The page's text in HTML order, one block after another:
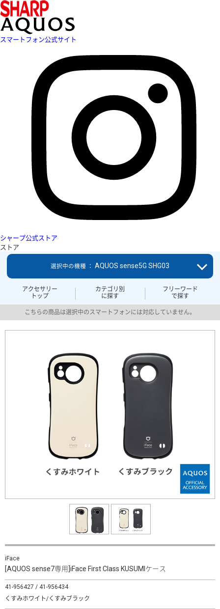
スマートフォン公式サイト
シャープ公式ストア
ストア
アクセサリー
トップ
カテゴリ別
に探す
フリーワード
で探す
選択中の機種 ： AQUOS sense5G SHG03
こちらの商品は選択中のスマートフォンには対応していません。
iFace
[AQUOS sense7専用]iFace First Class KUSUMIケース
41-956427 / 41-956434
くすみホワイト/くすみブラック